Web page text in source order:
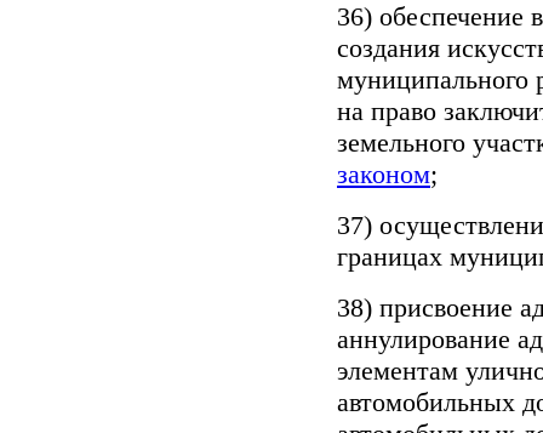
36) обеспечение
создания
муниципального
на право
земельного
законом;
37)
границах
38) присвоение
аннулирование
элементам
автомобильных